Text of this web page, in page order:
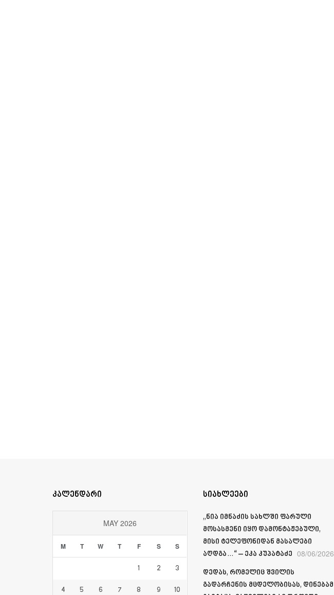
კალენდარი
MAY 2026
M T W T F S S
1 2 3
4 5 6 7 8 9 10
სიახლეები
„ნია იმნაძის სახლში ფარული
მოსასმენი იყო დამონტაჟებული,
მისი ტელეფონიდან მასალები
აღდგა…“ – ეკა კუპატაძე 08/06/2026
დედას, რომელიც შვილის
გადარჩენის მცდელობისას, დინებამ